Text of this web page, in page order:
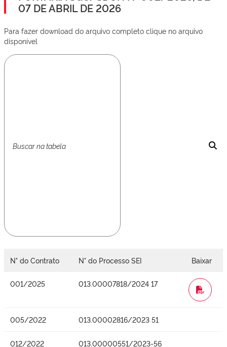
07 DE ABRIL DE 2026
Para fazer download do arquivo completo clique no arquivo
disponível
N° do Contrato N° do Processo SEI Baixar
001/2025 013.00007818/2024 17
WORD
005/2022 013.00002816/2023 51
012/2022 013.00000551/2023-56